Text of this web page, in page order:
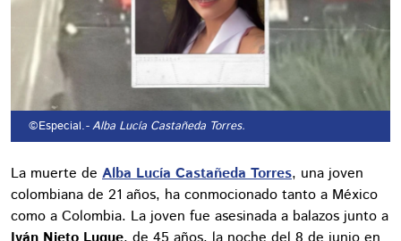
©Especial.- Alba Lucía Castañeda Torres.
La muerte de Alba Lucía Castañeda Torres, una joven
colombiana de 21 años, ha conmocionado tanto a México
como a Colombia. La joven fue asesinada a balazos junto a